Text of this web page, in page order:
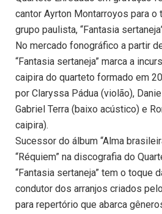
cantor Ayrton Montarroyos para
grupo paulista, “Fantasia
No mercado fonográfico a partir
“Fantasia sertaneja” marca a
caipira do quarteto formado em
por Claryssa Pádua (violão),
Gabriel Terra (baixo acústico) e
caipira).
Sucessor do álbum “Alma
“Réquiem” na discografia do
“Fantasia sertaneja” tem o toque
condutor dos arranjos criados
para repertório que abarca